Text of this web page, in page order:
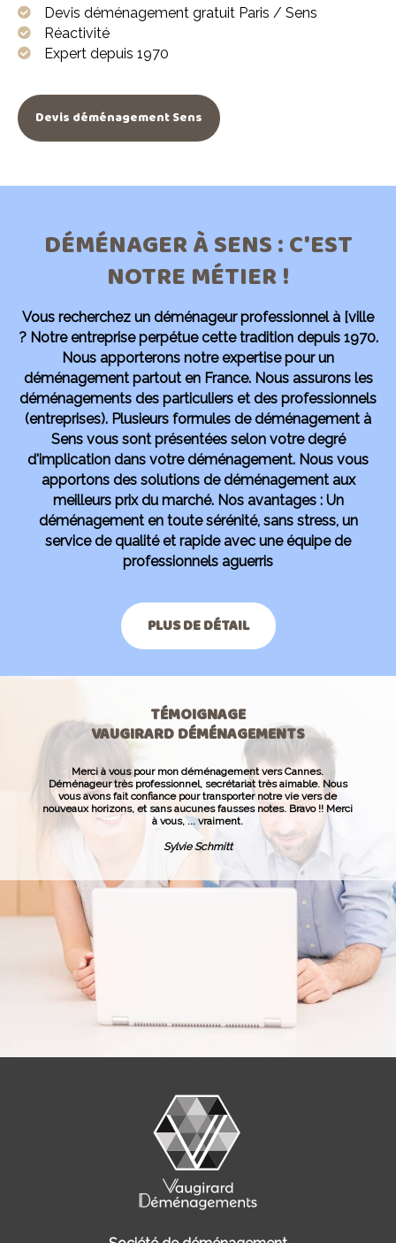
Devis déménagement gratuit Paris / Sens
Réactivité
Expert depuis 1970
Devis déménagement Sens
DÉMÉNAGER À SENS : C'EST
NOTRE MÉTIER !
Vous recherchez un déménageur professionnel à [ville
?Notre entreprise perpétue cette tradition depuis 1970.
Nous apporterons notre expertise pour un
déménagement partout en France. Nous assurons les
déménagements des particuliers et des professionnels
(entreprises). Plusieurs formules de déménagement à
Sens vous sont présentées selon votre degré
d'implication dans votre déménagement. Nous vous
apportons des solutions de déménagement aux
meilleurs prix du marché. Nos avantages : Un
déménagement en toute sérénité, sans stress, un
service de qualité et rapide avec une équipe de
professionnels aguerris
PLUS DE DÉTAIL
TÉMOIGNAGE
VAUGIRARD DÉMÉNAGEMENTS
Merci à vous pour mon déménagement vers Cannes.
Déménageur très professionnel, secrétariat très aimable. Nous
vous avons fait confiance pour transporter notre vie vers de
nouveaux horizons, et sans aucunes fausses notes. Bravo !! Merci
à vous, ... vraiment.
Sylvie Schmitt